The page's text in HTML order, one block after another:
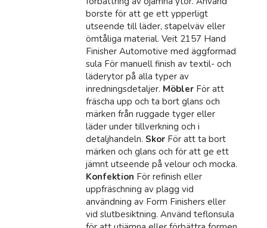
borste för att ge ett ypperligt
utseende till läder, stapelväv eller
ömtåliga material. Veit 2157 Hand
Finisher Automotive med äggformad
sula För manuell finish av textil- och
läderytor på alla typer av
inredningsdetaljer. MöblerFör att
fräscha upp och ta bort glans och
märken från ruggade tyger eller
läder under tillverkning och i
detaljhandeln. SkorFör att ta bort
märken och glans och för att ge ett
jämnt utseende på velour och mocka.
Konfektion För refinish eller
uppfräschning av plagg vid
användning av Form Finishers eller
vid slutbesiktning. Använd teflonsula